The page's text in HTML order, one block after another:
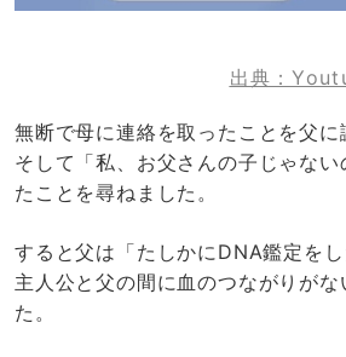
出典：
無断で母に連絡を取ったことを父に
そして「私、お父さんの子じゃな
たことを尋ねました。
すると父は「たしかにDNA鑑定をし
主人公と父の間に血のつながりがな
た。